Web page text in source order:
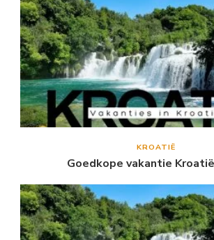
KROATIË
Goedkope vakantie